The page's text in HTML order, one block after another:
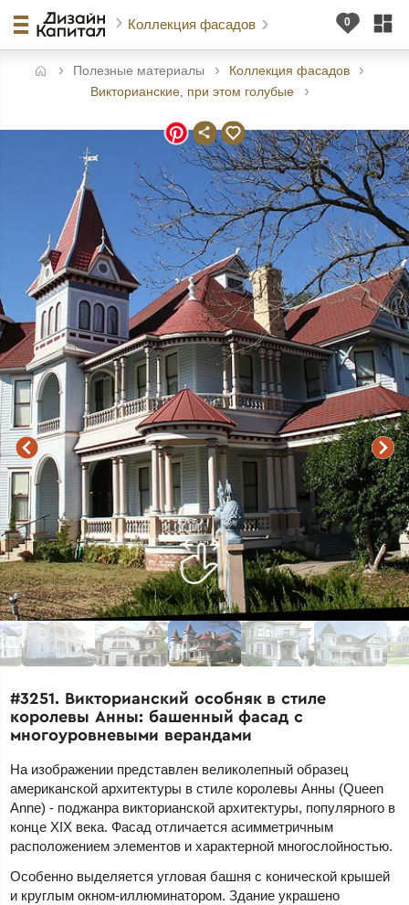
Коллекция фасадов
Полезные материалы
Коллекция фасадов
Викторианские, при этом голубые
#3251. Викторианский особняк в стиле
королевы Анны: башенный фасад с
многоуровневыми верандами
На изображении представлен великолепный образец
американской архитектуры в стиле королевы Анны (Queen
Anne) - поджанра викторианской архитектуры, популярного в
конце XIX века. Фасад отличается асимметричным
расположением элементов и характерной многослойностью.
Особенно выделяется угловая башня с конической крышей
и круглым окном-иллюминатором. Здание украшено